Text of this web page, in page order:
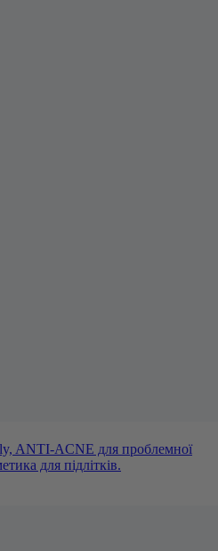
ANTI-ACNE для проблемної
для підлітків.